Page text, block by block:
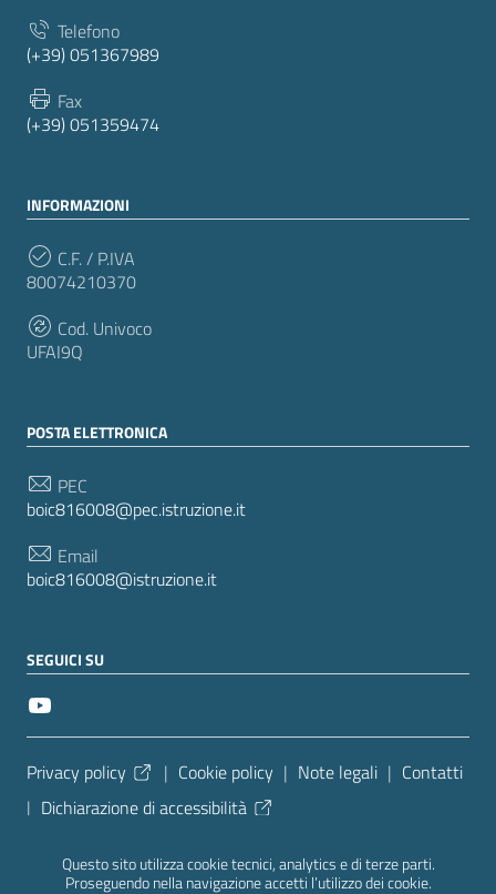
Questo sito utilizza cookie tecnici, analytics e di terze parti.
Proseguendo nella navigazione accetti l’utilizzo dei cookie.
Telefono
(+39) 051367989
Fax
(+39) 051359474
INFORMAZIONI
C.F. / P.IVA
80074210370
Cod. Univoco
UFAI9Q
POSTA ELETTRONICA
PEC
boic816008@pec.istruzione.it
Email
boic816008@istruzione.it
SEGUICI SU
Sezione Link Utili
Privacy policy | Cookie policy | Note legali | Contatti
| Dichiarazione di accessibilità
PA di AgID
| Realizzato con WordPress da